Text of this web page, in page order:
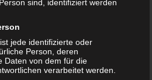
– mit Glastüren
sind, identifiziert werden
jede identifizierte oder
Person, deren
Daten von dem für die
verarbeitet werden.